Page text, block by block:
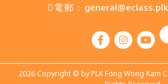
電郵：
2026 Copyright © by PLK Fong Wong Kam